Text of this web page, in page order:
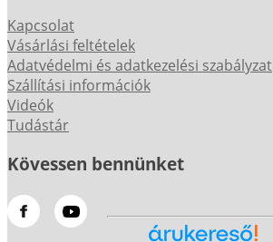
Kapcsolat
Vásárlási feltételek
Adatvédelmi és adatkezelési szabályzat
Szállítási információk
Videók
Tudástár
Kövessen bennünket